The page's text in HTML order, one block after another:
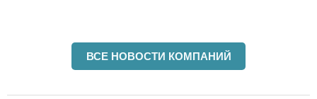
ВСЕ НОВОСТИ КОМПАНИЙ